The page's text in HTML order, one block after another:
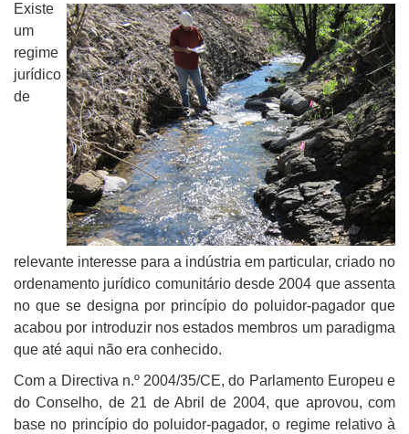
Existe
um
regime
jurídico
de
relevante interesse para a indústria em particular, criado no
ordenamento jurídico comunitário desde 2004 que assenta
no que se designa por princípio do poluidor-pagador que
acabou por introduzir nos estados membros um paradigma
que até aqui não era conhecido.
Com a Directiva n.º 2004/35/CE, do Parlamento Europeu e
do Conselho, de 21 de Abril de 2004, que aprovou, com
base no princípio do poluidor-pagador, o regime relativo à